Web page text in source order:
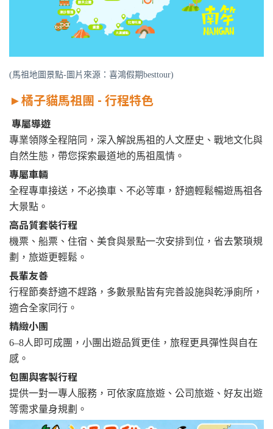
(馬祖地圖景點-圖片來源：喜鴻假期besttour)
►橘子貓馬祖團 - 行程特色
專屬導遊
專業領隊全程陪同，深入解說馬祖的人文歷史、戰地文化與
自然生態，帶您探索最道地的馬祖風情。
專屬車輛
全程專車接送，不必換車、不必等車，舒適輕鬆暢遊馬祖各
大景點。
高品質套裝行程
機票、船票、住宿、美食與景點一次安排到位，省去繁瑣規
劃，旅遊更輕鬆。
長輩友善
行程節奏舒適不趕路，多數景點皆有完善設施與乾淨廁所，
適合全家同行。
精緻小團
6–8人即可成團，小團出遊品質更佳，旅程更具彈性與自在
感。
包團與客製行程
提供一對一專人服務，可依家庭旅遊、公司旅遊、好友出遊
等需求量身規劃。